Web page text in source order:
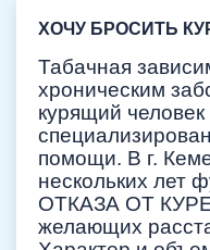
ХОЧУ БРОСИТЬ
Табачная
хроническим
курящий
помощи. В г.
нескольких лет
ОТКАЗА ОТ
желающих